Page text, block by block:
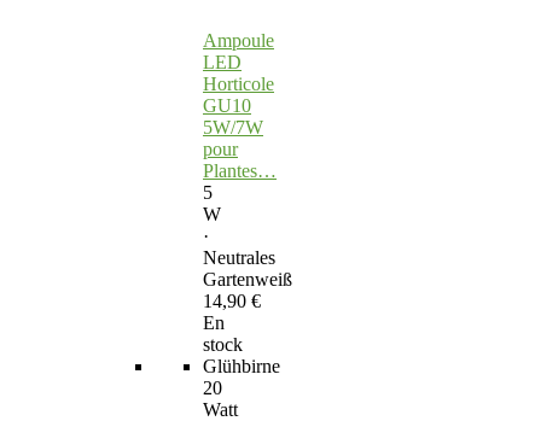
Ampoule
LED
Horticole
GU10
5W/7W
pour
Plantes…
5
W
·
Neutrales
Gartenweiß
14,90 €
En
stock
Glühbirne
20
Watt